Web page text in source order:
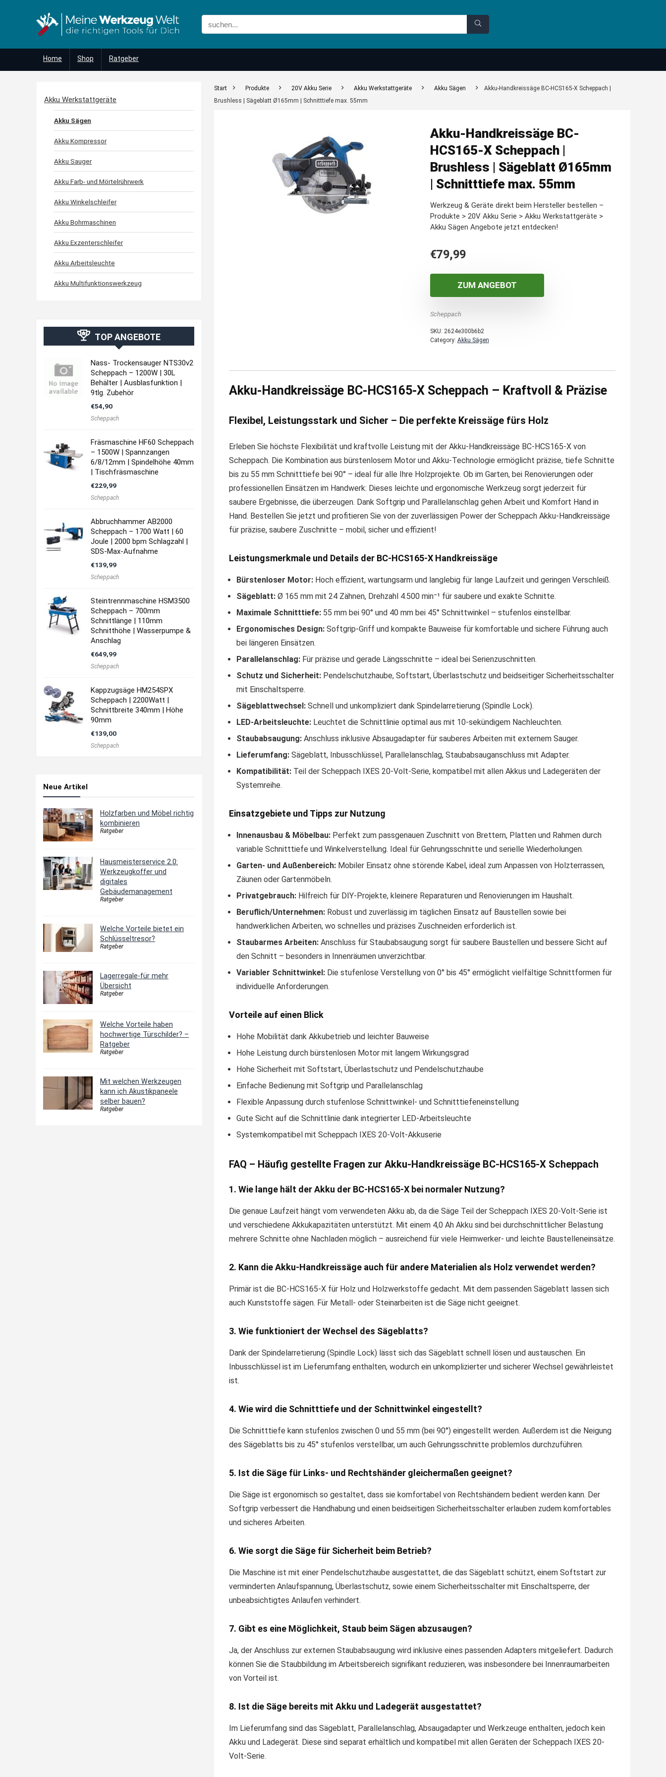
Home Shop Ratgeber
Start Produkte 20V Akku Serie Akku Werkstattgeräte Akku Sägen
Akku-Handkreissäge BC-HCS165-X Scheppach |
Brushless | Sägeblatt Ø165mm | Schnitttiefe max. 55mm
Akku-Handkreissäge BC-
HCS165-X Scheppach |
Brushless | Sägeblatt Ø165mm
| Schnitttiefe max. 55mm
Werkzeug & Geräte direkt beim Hersteller bestellen –
Produkte > 20V Akku Serie > Akku Werkstattgeräte >
Akku Sägen Angebote jetzt entdecken!
€79,99
ZUM ANGEBOT
Scheppach
SKU: 2624e300b6b2
Category: Akku Sägen
Akku-Handkreissäge BC-HCS165-X Scheppach – Kraftvoll & Präzise
Flexibel, Leistungsstark und Sicher – Die perfekte Kreissäge fürs Holz
Erleben Sie höchste Flexibilität und kraftvolle Leistung mit der Akku-Handkreissäge BC-HCS165-X von
Scheppach. Die Kombination aus bürstenlosem Motor und Akku-Technologie ermöglicht präzise, tiefe Schnitte
bis zu 55 mm Schnitttiefe bei 90° – ideal für alle Ihre Holzprojekte. Ob im Garten, bei Renovierungen oder
professionellen Einsätzen im Handwerk: Dieses leichte und ergonomische Werkzeug sorgt jederzeit für
saubere Ergebnisse, die überzeugen. Dank Softgrip und Parallelanschlag gehen Arbeit und Komfort Hand in
Hand. Bestellen Sie jetzt und profitieren Sie von der zuverlässigen Power der Scheppach Akku-Handkreissäge
für präzise, saubere Zuschnitte – mobil, sicher und effizient!
Leistungsmerkmale und Details der BC-HCS165-X Handkreissäge
Bürstenloser Motor: Hoch effizient, wartungsarm und langlebig für lange Laufzeit und geringen Verschleiß.
Sägeblatt: Ø 165 mm mit 24 Zähnen, Drehzahl 4.500 min⁻¹ für saubere und exakte Schnitte.
Maximale Schnitttiefe: 55 mm bei 90° und 40 mm bei 45° Schnittwinkel – stufenlos einstellbar.
Ergonomisches Design: Softgrip-Griff und kompakte Bauweise für komfortable und sichere Führung auch
bei längeren Einsätzen.
Parallelanschlag: Für präzise und gerade Längsschnitte – ideal bei Serienzuschnitten.
Schutz und Sicherheit: Pendelschutzhaube, Softstart, Überlastschutz und beidseitiger Sicherheitsschalter
mit Einschaltsperre.
Sägeblattwechsel: Schnell und unkompliziert dank Spindelarretierung (Spindle Lock).
LED-Arbeitsleuchte: Leuchtet die Schnittlinie optimal aus mit 10-sekündigem Nachleuchten.
Staubabsaugung: Anschluss inklusive Absaugadapter für sauberes Arbeiten mit externem Sauger.
Lieferumfang: Sägeblatt, Inbusschlüssel, Parallelanschlag, Staubabsauganschluss mit Adapter.
Kompatibilität: Teil der Scheppach IXES 20-Volt-Serie, kompatibel mit allen Akkus und Ladegeräten der
Systemreihe.
Einsatzgebiete und Tipps zur Nutzung
Innenausbau & Möbelbau: Perfekt zum passgenauen Zuschnitt von Brettern, Platten und Rahmen durch
variable Schnitttiefe und Winkelverstellung. Ideal für Gehrungsschnitte und serielle Wiederholungen.
Garten- und Außenbereich: Mobiler Einsatz ohne störende Kabel, ideal zum Anpassen von Holzterrassen,
Zäunen oder Gartenmöbeln.
Privatgebrauch: Hilfreich für DIY-Projekte, kleinere Reparaturen und Renovierungen im Haushalt.
Beruflich/Unternehmen: Robust und zuverlässig im täglichen Einsatz auf Baustellen sowie bei
handwerklichen Arbeiten, wo schnelles und präzises Zuschneiden erforderlich ist.
Staubarmes Arbeiten: Anschluss für Staubabsaugung sorgt für saubere Baustellen und bessere Sicht auf
den Schnitt – besonders in Innenräumen unverzichtbar.
Variabler Schnittwinkel: Die stufenlose Verstellung von 0° bis 45° ermöglicht vielfältige Schnittformen für
individuelle Anforderungen.
Vorteile auf einen Blick
Hohe Mobilität dank Akkubetrieb und leichter Bauweise
Hohe Leistung durch bürstenlosen Motor mit langem Wirkungsgrad
Hohe Sicherheit mit Softstart, Überlastschutz und Pendelschutzhaube
Einfache Bedienung mit Softgrip und Parallelanschlag
Flexible Anpassung durch stufenlose Schnittwinkel- und Schnitttiefeneinstellung
Gute Sicht auf die Schnittlinie dank integrierter LED-Arbeitsleuchte
Systemkompatibel mit Scheppach IXES 20-Volt-Akkuserie
FAQ – Häufig gestellte Fragen zur Akku-Handkreissäge BC-HCS165-X Scheppach
1. Wie lange hält der Akku der BC-HCS165-X bei normaler Nutzung?
Die genaue Laufzeit hängt vom verwendeten Akku ab, da die Säge Teil der Scheppach IXES 20-Volt-Serie ist
und verschiedene Akkukapazitäten unterstützt. Mit einem 4,0 Ah Akku sind bei durchschnittlicher Belastung
mehrere Schnitte ohne Nachladen möglich – ausreichend für viele Heimwerker- und leichte Baustelleneinsätze.
2. Kann die Akku-Handkreissäge auch für andere Materialien als Holz verwendet werden?
Primär ist die BC-HCS165-X für Holz und Holzwerkstoffe gedacht. Mit dem passenden Sägeblatt lassen sich
auch Kunststoffe sägen. Für Metall- oder Steinarbeiten ist die Säge nicht geeignet.
3. Wie funktioniert der Wechsel des Sägeblatts?
Dank der Spindelarretierung (Spindle Lock) lässt sich das Sägeblatt schnell lösen und austauschen. Ein
Inbusschlüssel ist im Lieferumfang enthalten, wodurch ein unkomplizierter und sicherer Wechsel gewährleistet
ist.
4. Wie wird die Schnitttiefe und der Schnittwinkel eingestellt?
Die Schnitttiefe kann stufenlos zwischen 0 und 55 mm (bei 90°) eingestellt werden. Außerdem ist die Neigung
des Sägeblatts bis zu 45° stufenlos verstellbar, um auch Gehrungsschnitte problemlos durchzuführen.
5. Ist die Säge für Links- und Rechtshänder gleichermaßen geeignet?
Die Säge ist ergonomisch so gestaltet, dass sie komfortabel von Rechtshändern bedient werden kann. Der
Softgrip verbessert die Handhabung und einen beidseitigen Sicherheitsschalter erlauben zudem komfortables
und sicheres Arbeiten.
6. Wie sorgt die Säge für Sicherheit beim Betrieb?
Die Maschine ist mit einer Pendelschutzhaube ausgestattet, die das Sägeblatt schützt, einem Softstart zur
verminderten Anlaufspannung, Überlastschutz, sowie einem Sicherheitsschalter mit Einschaltsperre, der
unbeabsichtigtes Anlaufen verhindert.
7. Gibt es eine Möglichkeit, Staub beim Sägen abzusaugen?
Ja, der Anschluss zur externen Staubabsaugung wird inklusive eines passenden Adapters mitgeliefert. Dadurch
können Sie die Staubbildung im Arbeitsbereich signifikant reduzieren, was insbesondere bei Innenraumarbeiten
von Vorteil ist.
8. Ist die Säge bereits mit Akku und Ladegerät ausgestattet?
Im Lieferumfang sind das Sägeblatt, Parallelanschlag, Absaugadapter und Werkzeuge enthalten, jedoch kein
Akku und Ladegerät. Diese sind separat erhältlich und kompatibel mit allen Geräten der Scheppach IXES 20-
Volt-Serie.
Akku Werkstattgeräte
Akku Sägen
Akku Kompressor
Akku Sauger
Akku Farb- und Mörtelrührwerk
Akku Winkelschleifer
Akku Bohrmaschinen
Akku Exzenterschleifer
Akku Arbeitsleuchte
Akku Multifunktionswerkzeug
TOP ANGEBOTE
Nass- Trockensauger NTS30v2
Scheppach – 1200W | 30L
Behälter | Ausblasfunktion |
9tlg. Zubehör
€54,90
Scheppach
Fräsmaschine HF60 Scheppach
– 1500W | Spannzangen
6/8/12mm | Spindelhöhe 40mm
| Tischfräsmaschine
€229,99
Scheppach
Abbruchhammer AB2000
Scheppach – 1700 Watt | 60
Joule | 2000 bpm Schlagzahl |
SDS-Max-Aufnahme
€139,99
Scheppach
Steintrennmaschine HSM3500
Scheppach – 700mm
Schnittlänge | 110mm
Schnitthöhe | Wasserpumpe &
Anschlag
€649,99
Scheppach
Kappzugsäge HM254SPX
Scheppach | 2200Watt |
Schnittbreite 340mm | Höhe
90mm
€139,00
Scheppach
Neue Artikel
Holzfarben und Möbel richtig
kombinieren
Ratgeber
Hausmeisterservice 2.0:
Werkzeugkoffer und
digitales
Gebäudemanagement
Ratgeber
Welche Vorteile bietet ein
Schlüsseltresor?
Ratgeber
Lagerregale-für mehr
Übersicht
Ratgeber
Welche Vorteile haben
hochwertige Türschilder? –
Ratgeber
Ratgeber
Mit welchen Werkzeugen
kann ich Akustikpaneele
selber bauen?
Ratgeber